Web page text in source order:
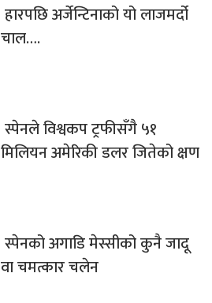
हारपछि अर्जेन्टिनाको यो लाजमर्दो
चाल….
स्पेनले विश्वकप ट्रफीसँगै ५१
मिलियन अमेरिकी डलर जितेको क्षण
स्पेनको अगाडि मेस्सीको कुनै जादू
वा चमत्कार चलेन